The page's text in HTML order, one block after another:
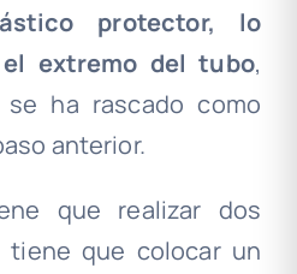
protector, lo
extremo del tubo,
ha rascado como
anterior.
que realizar dos
que colocar un